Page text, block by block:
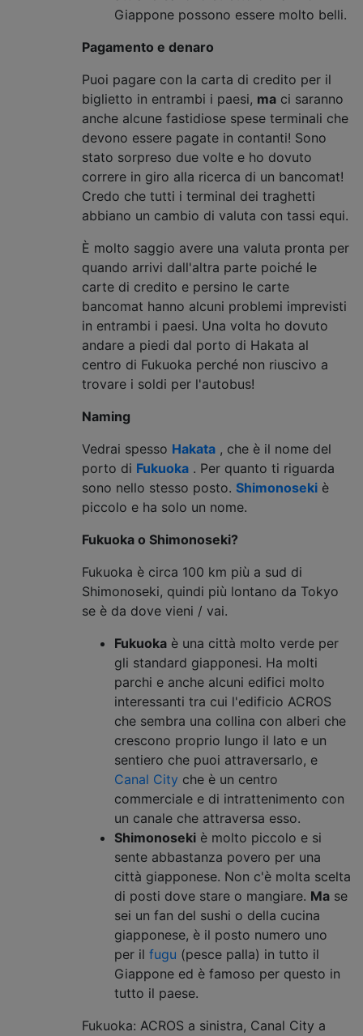
Giappone possono essere molto belli.
Pagamento e denaro
Puoi pagare con la carta di credito per il
biglietto in entrambi i paesi, ma ci saranno
anche alcune fastidiose spese terminali che
devono essere pagate in contanti! Sono
stato sorpreso due volte e ho dovuto
correre in giro alla ricerca di un bancomat!
Credo che tutti i terminal dei traghetti
abbiano un cambio di valuta con tassi equi.
È molto saggio avere una valuta pronta per
quando arrivi dall'altra parte poiché le
carte di credito e persino le carte
bancomat hanno alcuni problemi imprevisti
in entrambi i paesi. Una volta ho dovuto
andare a piedi dal porto di Hakata al
centro di Fukuoka perché non riuscivo a
trovare i soldi per l'autobus!
Naming
Vedrai spesso Hakata , che è il nome del
porto di Fukuoka . Per quanto ti riguarda
sono nello stesso posto. Shimonoseki è
piccolo e ha solo un nome.
Fukuoka o Shimonoseki?
Fukuoka è circa 100 km più a sud di
Shimonoseki, quindi più lontano da Tokyo
se è da dove vieni / vai.
Fukuoka è una città molto verde per
gli standard giapponesi. Ha molti
parchi e anche alcuni edifici molto
interessanti tra cui l'edificio ACROS
che sembra una collina con alberi che
crescono proprio lungo il lato e un
sentiero che puoi attraversarlo, e
Canal City che è un centro
commerciale e di intrattenimento con
un canale che attraversa esso.
Shimonoseki è molto piccolo e si
sente abbastanza povero per una
città giapponese. Non c'è molta scelta
di posti dove stare o mangiare. Ma se
sei un fan del sushi o della cucina
giapponese, è il posto numero uno
per il fugu (pesce palla) in tutto il
Giappone ed è famoso per questo in
tutto il paese.
Fukuoka: ACROS a sinistra, Canal City a